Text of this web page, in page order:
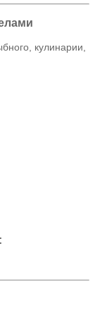
кулинарии,